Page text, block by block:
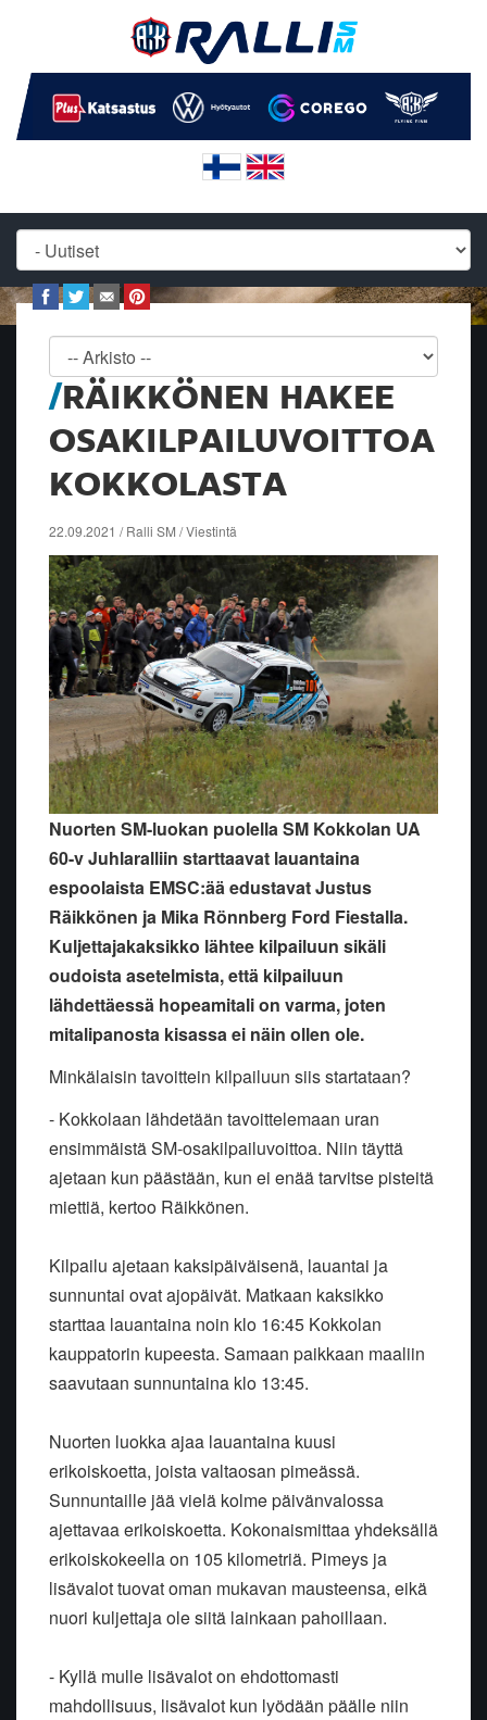
RÄIKKÖNEN HAKEE
OSAKILPAILUVOITTOA
KOKKOLASTA
22.09.2021 / Ralli SM / Viestintä
Nuorten SM-luokan puolella SM Kokkolan UA
60-v Juhlaralliin starttaavat lauantaina
espoolaista EMSC:ää edustavat Justus
Räikkönen ja Mika Rönnberg Ford Fiestalla.
Kuljettajakaksikko lähtee kilpailuun sikäli
oudoista asetelmista, että kilpailuun
lähdettäessä hopeamitali on varma, joten
mitalipanosta kisassa ei näin ollen ole.
Minkälaisin tavoittein kilpailuun siis startataan?
- Kokkolaan lähdetään tavoittelemaan uran
ensimmäistä SM-osakilpailuvoittoa. Niin täyttä
ajetaan kun päästään, kun ei enää tarvitse pisteitä
miettiä, kertoo Räikkönen.
Kilpailu ajetaan kaksipäiväisenä, lauantai ja
sunnuntai ovat ajopäivät. Matkaan kaksikko
starttaa lauantaina noin klo 16:45 Kokkolan
kauppatorin kupeesta. Samaan paikkaan maaliin
saavutaan sunnuntaina klo 13:45.
Nuorten luokka ajaa lauantaina kuusi
erikoiskoetta, joista valtaosan pimeässä.
Sunnuntaille jää vielä kolme päivänvalossa
ajettavaa erikoiskoetta. Kokonaismittaa yhdeksällä
erikoiskokeella on 105 kilometriä. Pimeys ja
lisävalot tuovat oman mukavan mausteensa, eikä
nuori kuljettaja ole siitä lainkaan pahoillaan.
- Kyllä mulle lisävalot on ehdottomasti
mahdollisuus, lisävalot kun lyödään päälle niin